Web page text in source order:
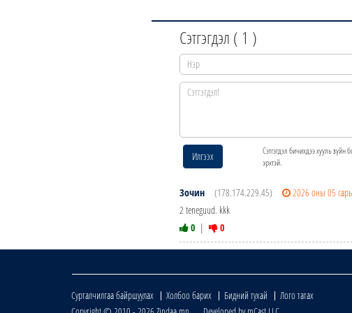
Сэтгэгдэл ( 1 )
Илгээх
Сэтгэгдэл бичихдээ хууль зүйн
эрхтэй.
Зочин (178.174.229.45)
2026 оны 05
2 teneguud. kkk
0 | 0
Сурталчилгаа байршуулах Холбоо барих Бидний тухай
Лого татах